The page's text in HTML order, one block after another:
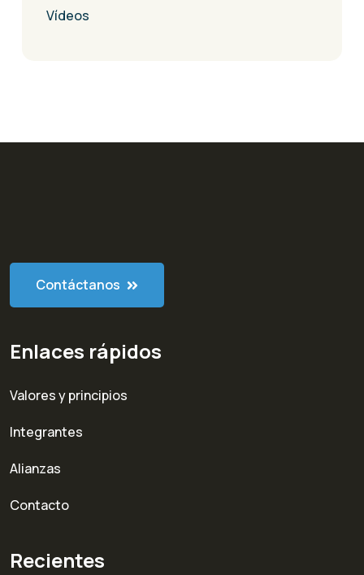
Vídeos
Contáctanos
Enlaces rápidos
Valores y principios
Integrantes
Alianzas
Contacto
Recientes